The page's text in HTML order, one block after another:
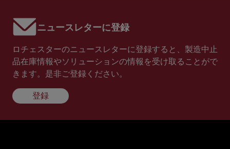
ニュースレターに登録
ロチェスターのニュースレターに登録すると、製造中止
品在庫情報やソリューションの情報を受け取ることがで
きます。是非ご登録ください。
登録